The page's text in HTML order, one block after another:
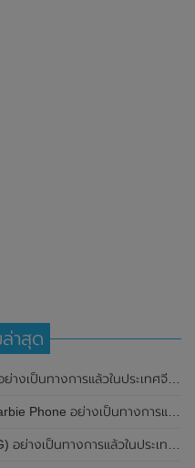
าสุด
ทนทาน และแบตเตอรี่สุดอึดขนาดใหญ่ 6,500mAh พร้อมรองรับการชาร์จไว 80W
างเป็นทางการแล้ว มาพร้อมธีมสีชมพูสดใส
เป็นทางการแล้วในประเทศอินเดีย